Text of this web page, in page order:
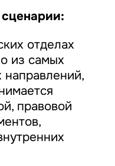
отделах
из самых
направлений,
правовой